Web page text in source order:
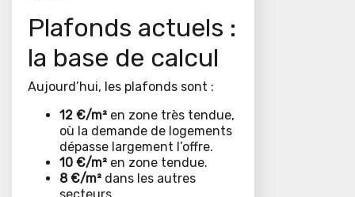
Plafonds actuels :
la base de calcul
Aujourd’hui, les plafonds sont :
12 €/m² en zone très tendue,
où la demande de logements
dépasse largement l’offre.
10 €/m² en zone tendue.
8 €/m² dans les autres